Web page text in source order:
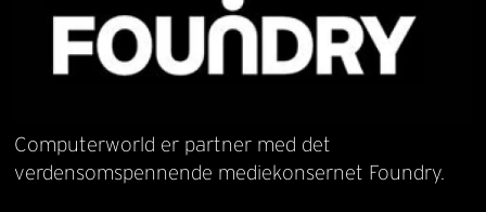
Computerworld er partner med det
verdensomspennende mediekonsernet Foundry.